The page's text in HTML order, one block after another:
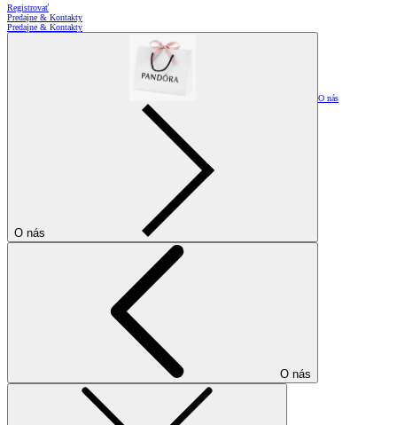
Registrovať
Predajne & Kontakty
Predajne & Kontakty
O nás
O nás
O nás